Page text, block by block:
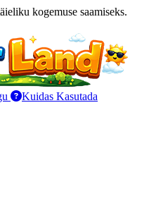
kogemuse saamiseks.
Kuidas Kasutada